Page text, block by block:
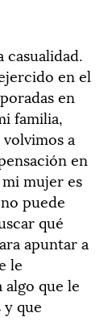
casualidad.
en el
en
familia,
a
en
mujer es
puede
qué
apuntar a
le
que le
que